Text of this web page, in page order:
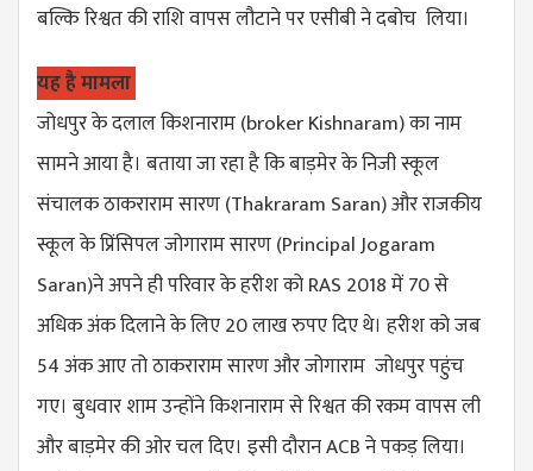
बल्कि रिश्वत की राशि वापस लौटाने पर एसीबी ने दबोच लिया।
यह है मामला
जोधपुर के दलाल किशनाराम (broker Kishnaram) का नाम
सामने आया है। बताया जा रहा है कि बाड़मेर के निजी स्कूल
संचालक ठाकराराम सारण (Thakraram Saran) और राजकीय
स्कूल के प्रिंसिपल जोगाराम सारण (Principal Jogaram
Saran)ने अपने ही परिवार के हरीश को RAS 2018 में 70 से
अधिक अंक दिलाने के लिए 20 लाख रुपए दिए थे। हरीश को जब
54 अंक आए तो ठाकराराम सारण और जोगाराम जोधपुर पहुंच
गए। बुधवार शाम उन्होंने किशनाराम से रिश्वत की रकम वापस ली
और बाड़मेर की ओर चल दिए। इसी दौरान ACB ने पकड़ लिया।